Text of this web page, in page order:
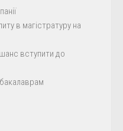
в магістратуру на
вступити до